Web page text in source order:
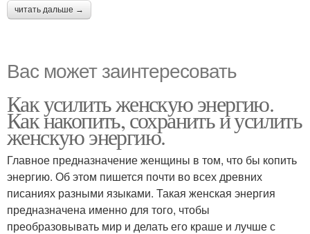
читать дальше →
Вас может заинтересовать
Как усилить женскую энергию.
Как накопить, сохранить и усилить
женскую энергию.
Главное предназначение женщины в том, что бы копить
энергию. Об этом пишется почти во всех древних
писаниях разными языками. Такая женская энергия
предназначена именно для того, чтобы
преобразовывать мир и делать его краше и лучше с